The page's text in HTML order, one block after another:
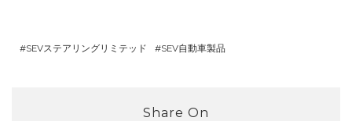
SEVステアリングリミテッド SEV自動車製品
Share On